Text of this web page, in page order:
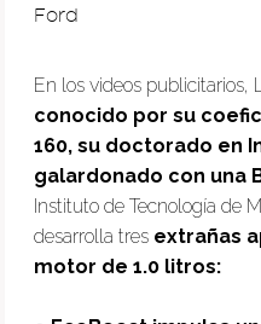
En los videos publicitarios,
conocido por su
160, su doctorado en
galardonado con una
Instituto de Tecnología de
desarrolla tres extrañas
motor de 1.0 litros: